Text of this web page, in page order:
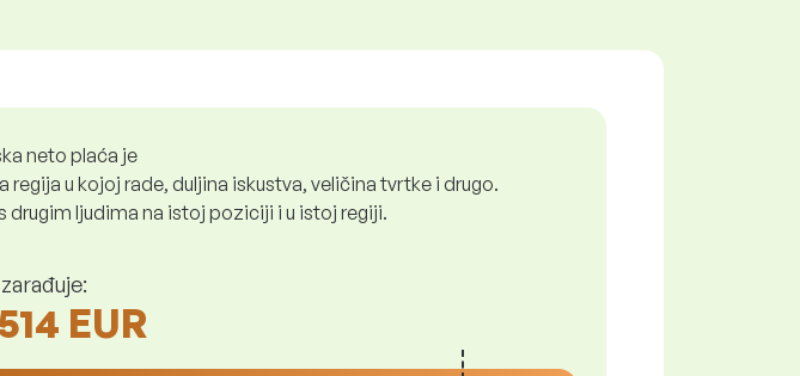
neto plaća je
u kojoj rade, duljina iskustva, veličina tvrtke i drugo.
ljudima na istoj poziciji i u istoj regiji.
EUR